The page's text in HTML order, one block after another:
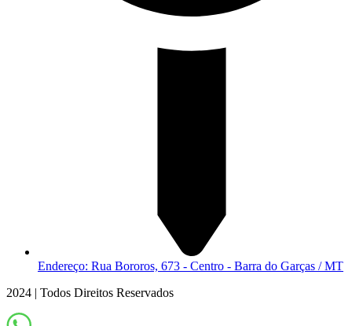
Endereço: Rua Bororos, 673 - Centro - Barra do Garças / MT
2024 | Todos Direitos Reservados